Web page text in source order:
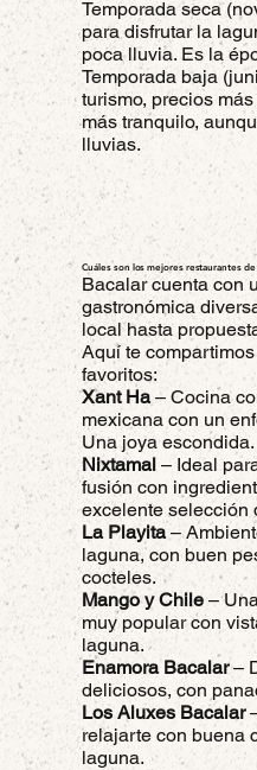
Temporada seca
para disfrutar la
poca lluvia. Es la
Temporada baja
turismo, precios
más tranquilo,
lluvias.
Cuáles son los mejores restaurantes de
Bacalar cuenta con
gastronómica
local hasta
Aquí te
favoritos:
Xant Ha– Cocina
mexicana con un
Una joya escondida.
Nixtamal – Ideal
fusión con
excelente selección
La Playita–
laguna, con buen
cocteles.
Mango y Chile –
muy popular con
laguna.
Enamora Bacalar–
deliciosos, con
Los Aluxes Bacalar
relajarte con buena
laguna.